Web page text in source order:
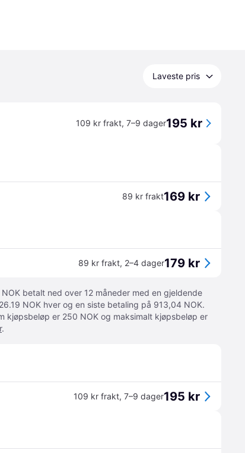
Laveste pris
109 kr frakt, 7–9 dager195 kr
89 kr frakt169 kr
89 kr frakt, 2–4 dager179 kr
betalt ned over 12 måneder med en gjeldende
NOK hver og en siste betaling på 913,04 NOK.
kjøpsbeløp er 250 NOK og maksimalt kjøpsbeløp er
.
109 kr frakt, 7–9 dager195 kr